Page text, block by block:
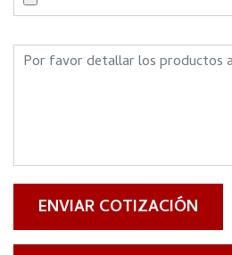
ENVIAR COTIZACIÓN